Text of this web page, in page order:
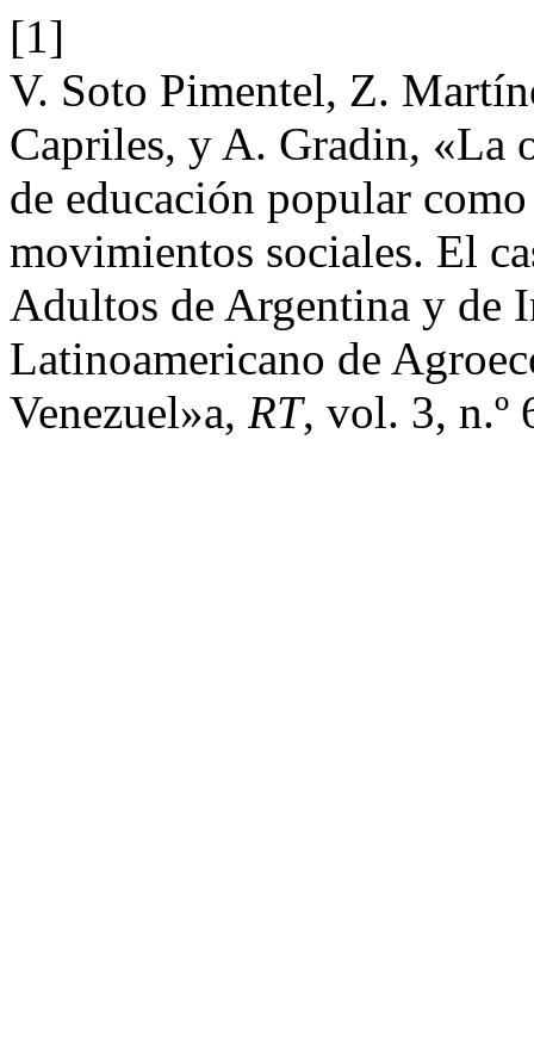
[1]
V. Soto Pimentel, Z.
Capriles, y A. Gradin, «La
de educación popular
movimientos sociales. El
Adultos de Argentina y de
Latinoamericano de
Venezuel»a, RT, vol. 3, n.º